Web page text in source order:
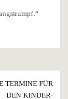
TERMINE FÜR
DEN KINDER-